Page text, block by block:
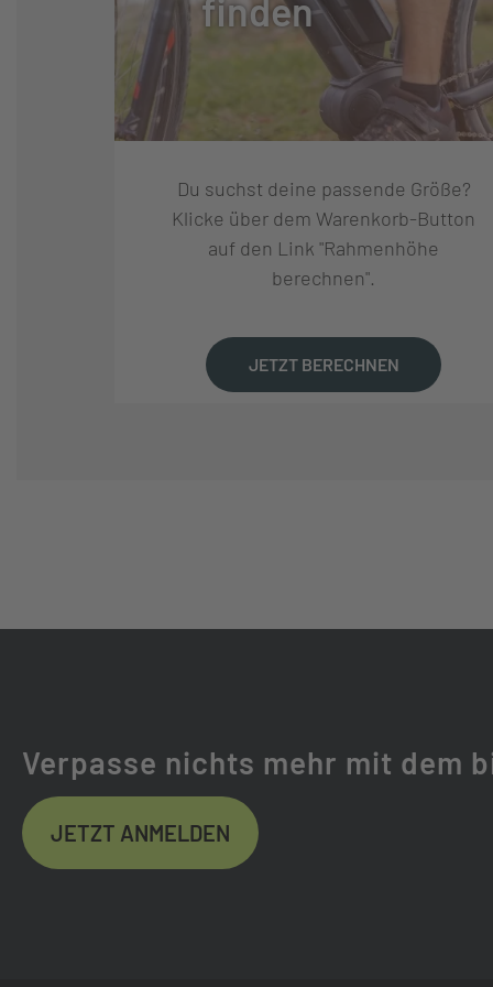
SCHALTUNG: ENVIOLO
SCHALTHEBEL: ENVIOLO
GANGANZAHL: STUFENLOS
CUSTOM ALLOY
KASSETTE: GATES
finden
Du suchst deine passende Größe?
Klicke über dem Warenkorb-Button
auf den Link "Rahmenhöhe
berechnen".
JETZT BERECHNEN
Verpasse nichts mehr mit dem
JETZT ANMELDEN